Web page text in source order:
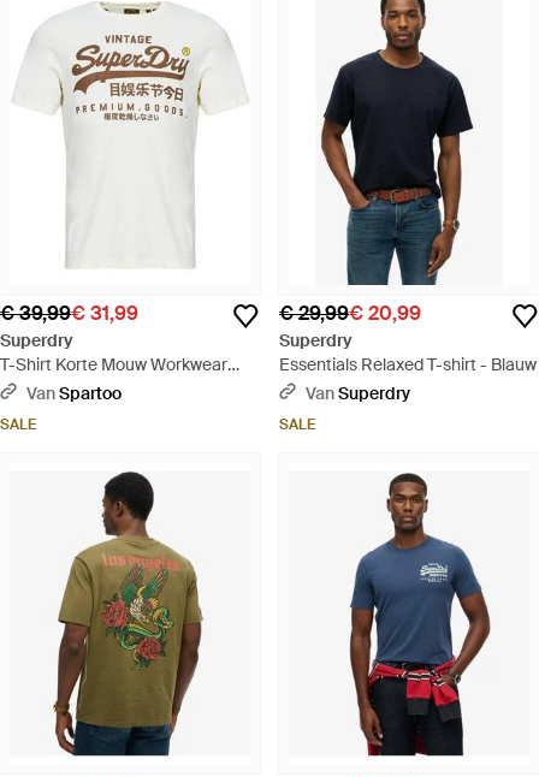
€ 39,99€ 31,99
Superdry
T-Shirt Korte Mouw Workwear
Relaxed - Wit
VanSpartoo
SALE
€ 29,99€ 20,99
Superdry
Essentials Relaxed T-shirt - Blauw
VanSuperdry
SALE